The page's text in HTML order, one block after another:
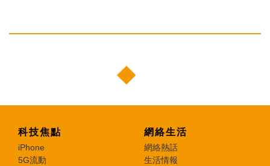
科技焦點
iPhone
5G流動
網絡生活
網絡熱話
生活情報